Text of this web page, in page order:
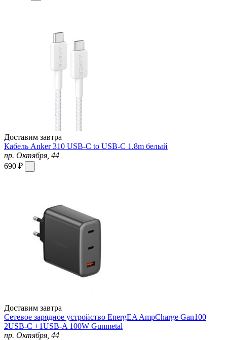
Доставим завтра
Кабель Anker 310 USB-C to USB-C 1.8m белый
пр. Октября, 44
690 ₽
Доставим завтра
Сетевое зарядное устройство EnergEA AmpCharge Gan100
2USB-C +1USB-A 100W Gunmetal
пр. Октября, 44